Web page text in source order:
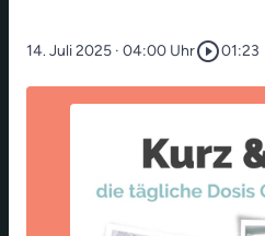
14. Juli 2025 · 04:00 Uhrplay_circle_outline01:23